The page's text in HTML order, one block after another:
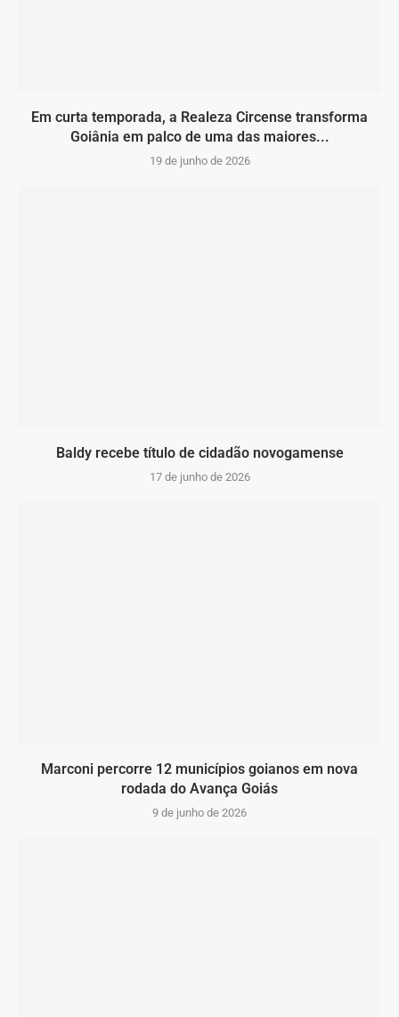
Em curta temporada, a Realeza Circense transforma
Goiânia em palco de uma das maiores...
19 de junho de 2026
Baldy recebe título de cidadão novogamense
17 de junho de 2026
Marconi percorre 12 municípios goianos em nova
rodada do Avança Goiás
9 de junho de 2026